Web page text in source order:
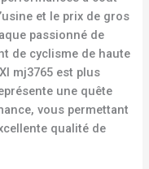
et le prix de gros
passionné de
de cyclisme de haute
mj3765 est plus
une quête
vous permettant
qualité de